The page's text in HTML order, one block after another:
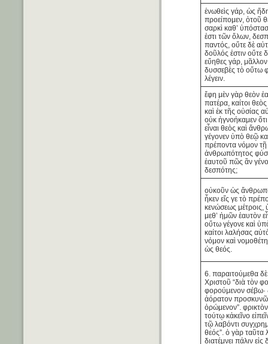
ἑνωθεὶς γάρ, ὡς
προείπομεν, ὁτοῦ
σαρκὶ καθ’
ἐστι τῶν ὅλων,
παντός, οὔτε δὲ
δοῦλός ἐστιν οὔτε
εὔηθες γάρ,
δυσσεβὲς τὸ οὕτω
λέγειν.
ἔφη μὲν γὰρ θεὸν
πατέρα, καίτοι
καὶ ἐκ τῆς οὐσίας
οὐκ ἠγνοήκαμεν
εἶναι θεὸς καὶ
γέγονεν ὑπὸ θεῷ
πρέποντα νόμον τῇ
ἀνθρωπότητος
ἑαυτοῦ πῶς ἂν
δεσπότης;
οὐκοῦν ὡς
ἧκεν εἴς γε τὸ
κενώσεως μέτροις,
μεθ’ ἡμῶν ἑαυτὸν
οὕτω γέγονε καὶ
καίτοι λαλήσας
νόμον καὶ
ὡς θεός.
6. παραιτούμεθα δὲ
Χριστοῦ “διὰ τὸν
φορούμενον σέβω·
ἀόρατον
ὁρώμενον”.
τούτῳ κἀκεῖνο
τῷ λαβόντι
θεός”. ὁ γὰρ ταῦτα
διατέμνει πάλιν εἰς